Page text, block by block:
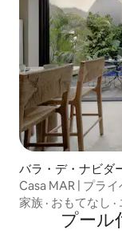
バラ・デ・ナビダ
Casa MAR | プラ
家族 · おもてなし ·
プール